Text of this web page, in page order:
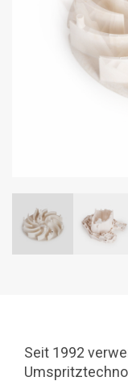
Seit 1992